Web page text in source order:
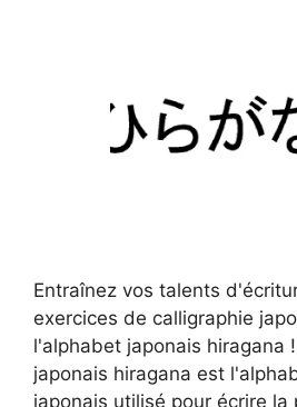
Entraînez vos talents
exercices de calligraphie
l'alphabet japonais hiragana
japonais hiragana est
japonais utilisé pour écrire la